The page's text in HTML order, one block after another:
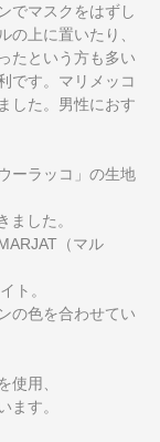
でマスクをはずし
の上に置いたり、
たという方も多い
です。マリメッコ
した。男性におす
ーラッコ」の生地
した。
（マル
ト。
の色を合わせてい
使用、
ます。